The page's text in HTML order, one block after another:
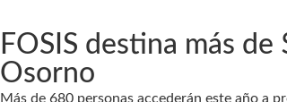
FOSIS destina más
Osorno
Más de 680 personas accederán este año a